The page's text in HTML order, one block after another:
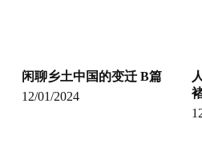
闲聊乡土中国的变迁 B篇
12/01/2024